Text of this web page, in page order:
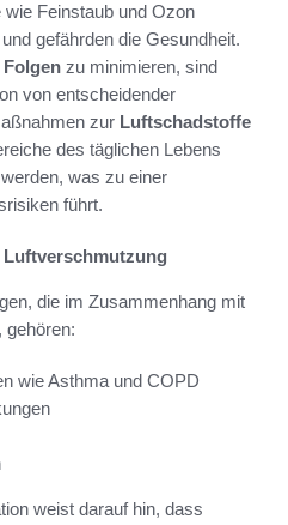
Feinstaub und Ozon
gefährden die Gesundheit.
zu minimieren, sind
von entscheidender
zur Luftschadstoffe
des täglichen Lebens
was zu einer
führt.
die im Zusammenhang mit
gehören:
wie Asthma und COPD
weist darauf hin, dass